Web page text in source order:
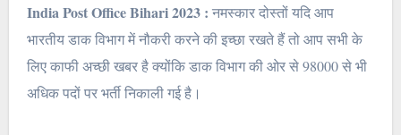
India Post Office Bihari 2023 : नमस्कार दोस्तों यदि आप
भारतीय डाक विभाग में नौकरी करने की इच्छा रखते हैं तो आप सभी के
लिए काफी अच्छी खबर है क्योंकि डाक विभाग की ओर से 98000 से भी
अधिक पदों पर भर्ती निकाली गई है।